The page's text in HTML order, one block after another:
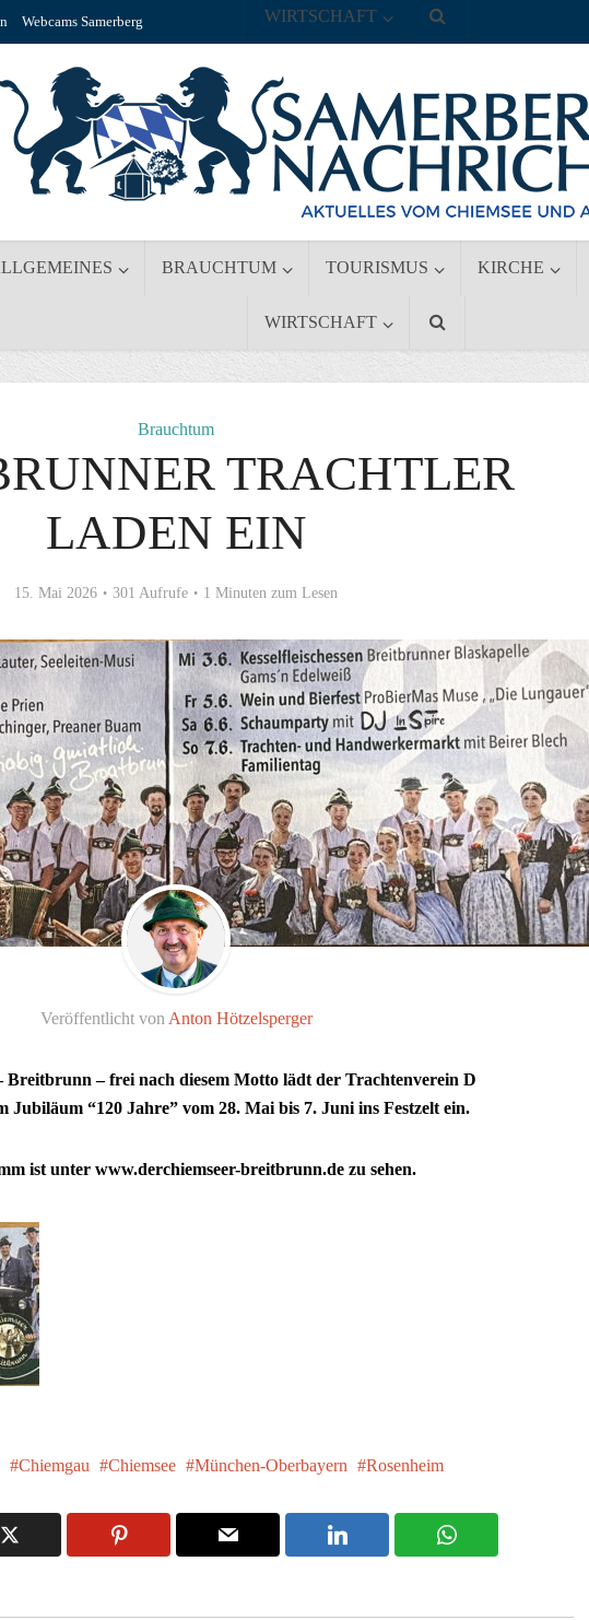
Webcams Samerberg
BRAUCHTUM TOURISMUS KIRCHE
WIRTSCHAFT
WIRTSCHAFT
Brauchtum
TRACHTLER
LADEN EIN
15. Mai 2026 301 Aufrufe 1 Minuten zum Lesen
Veröffentlicht von Anton Hötzelsperger
Breitbrunn – frei nach diesem Motto lädt der Trachtenverein D
Jubiläum “120 Jahre” vom 28. Mai bis 7. Juni ins Festzelt ein.
ist unter www.derchiemseer-breitbrunn.de zu sehen.
Chiemgau Chiemsee München-Oberbayern Rosenheim